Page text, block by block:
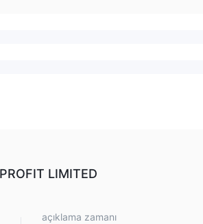
LIMITED
açıklama zamanı